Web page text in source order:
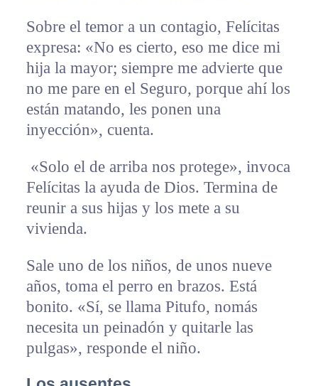
Sobre el temor a un contagio, Felícitas
expresa: «No es cierto, eso me dice mi
hija la mayor; siempre me advierte que
no me pare en el Seguro, porque ahí los
están matando, les ponen una
inyección», cuenta.
«Solo el de arriba nos protege», invoca
Felícitas la ayuda de Dios. Termina de
reunir a sus hijas y los mete a su
vivienda.
Sale uno de los niños, de unos nueve
años, toma el perro en brazos. Está
bonito. «Sí, se llama Pitufo, nomás
necesita un peinadón y quitarle las
pulgas», responde el niño.